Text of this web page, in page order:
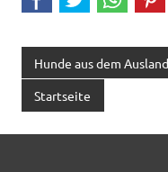
Hunde aus dem
Startseite